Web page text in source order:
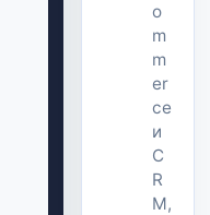
o
m
m
er
ce
и
C
R
M,